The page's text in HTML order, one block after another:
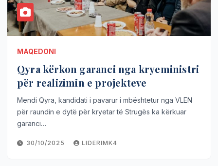
MAQEDONI
Qyra kërkon garanci nga kryeministri
për realizimin e projekteve
Mendi Qyra, kandidati i pavarur i mbështetur nga VLEN
për raundin e dytë për kryetar të Strugës ka kërkuar
garanci…
30/10/2025 LIDERIMK4